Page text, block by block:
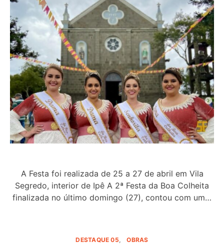
A Festa foi realizada de 25 a 27 de abril em Vila
Segredo, interior de Ipê A 2ª Festa da Boa Colheita
finalizada no último domingo (27), contou com um…
DESTAQUE 05 OBRAS